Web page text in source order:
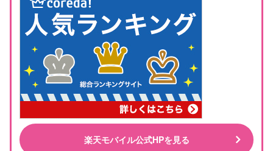
楽天モバイル公式HPを見る